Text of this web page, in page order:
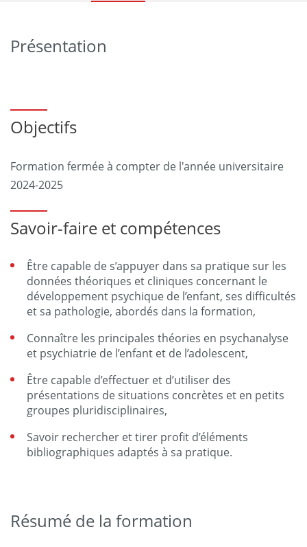
Présentation
Objectifs
Formation fermée à compter de l'année universitaire
2024-2025
Savoir-faire et compétences
Être capable de s’appuyer dans sa pratique sur les
données théoriques et cliniques concernant le
développement psychique de l’enfant, ses difficultés
et sa pathologie, abordés dans la formation,
Connaître les principales théories en psychanalyse
et psychiatrie de l’enfant et de l’adolescent,
Être capable d’effectuer et d’utiliser des
présentations de situations concrètes et en petits
groupes pluridisciplinaires,
Savoir rechercher et tirer profit d’éléments
bibliographiques adaptés à sa pratique.
Résumé de la formation